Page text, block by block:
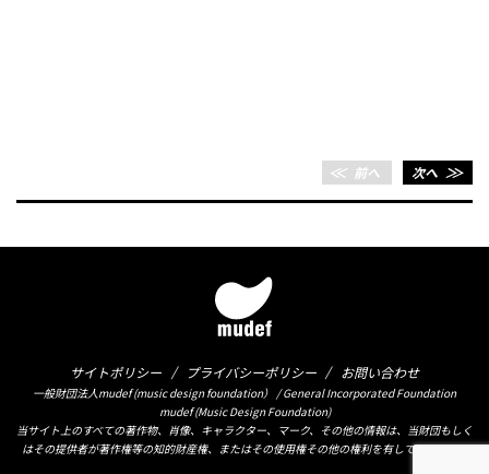
＜＜前へ 次へ＞＞
サイトポリシー プライバシーポリシー お問い合わせ
一般財団法人mudef (music design foundation） / General Incorporated Foundation
mudef (Music Design Foundation)
当サイト上のすべての著作物、肖像、キャラクター、マーク、その他の情報は、当財団もしく
はその提供者が著作権等の知的財産権、またはその使用権その他の権利を有しております。